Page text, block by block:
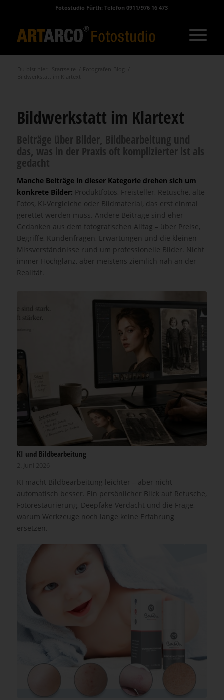
Fotostudio Fürth: Telefon 0911/976 16 473
Du bist hier: Startseite Fotografen-Blog
Bildwerkstatt im Klartext
Bildwerkstatt im Klartext
Beiträge über Bilder, Bildbearbeitung und
das, was in der Praxis oft komplizierter ist als
gedacht
Manche Beiträge in dieser Kategorie drehen sich um
konkrete Bilder: Produktfotos, Freisteller, Retusche, alte
Fotos, KI-Vergleiche oder Bildmaterial, das erst einmal
gerettet werden muss. Andere Beiträge sind eher
Gedanken aus dem fotografischen Alltag – über Preise,
Begriffe, Kundenfragen, Erwartungen und die kleinen
Missverständnisse rund um professionelle Bilder. Nicht
immer Hochglanz, aber meistens ziemlich nah an der
Realität.
KI und Bildbearbeitung
KI macht Bildbearbeitung leichter – aber nicht
automatisch besser. Ein persönlicher Blick auf Retusche,
Fotorestaurierung, Deepfake-Verdacht und die Frage,
warum Werkzeuge noch lange keine Erfahrung
ersetzen.